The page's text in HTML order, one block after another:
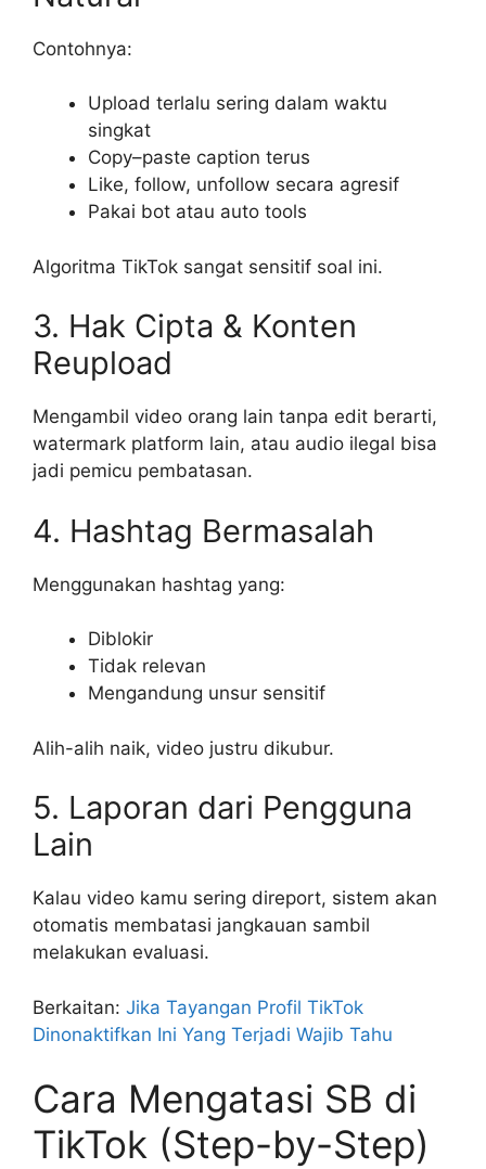
Contohnya:
Upload terlalu sering dalam waktu
singkat
Copy–paste caption terus
Like, follow, unfollow secara agresif
Pakai bot atau auto tools
Algoritma TikTok sangat sensitif soal ini.
3. Hak Cipta & Konten
Reupload
Mengambil video orang lain tanpa edit berarti,
watermark platform lain, atau audio ilegal bisa
jadi pemicu pembatasan.
4. Hashtag Bermasalah
Menggunakan hashtag yang:
Diblokir
Tidak relevan
Mengandung unsur sensitif
Alih-alih naik, video justru dikubur.
5. Laporan dari Pengguna
Lain
Kalau video kamu sering direport, sistem akan
otomatis membatasi jangkauan sambil
melakukan evaluasi.
Berkaitan: Jika Tayangan Profil TikTok
Dinonaktifkan Ini Yang Terjadi Wajib Tahu
Cara Mengatasi SB di
TikTok (Step-by-Step)